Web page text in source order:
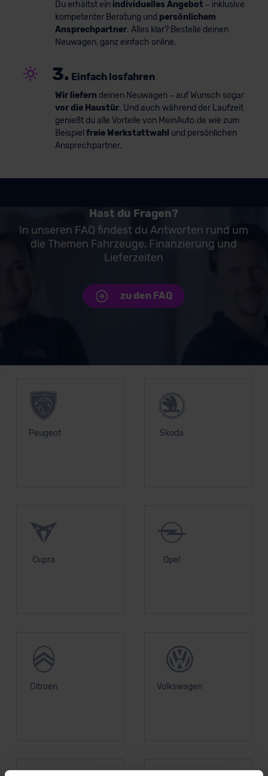
Du erhältst ein individuelles Angebot – inklusive
kompetenter Beratung und persönlichem
Ansprechpartner. Alles klar? Bestelle deinen
Neuwagen, ganz einfach online.
3. Einfach losfahren
Wir liefern deinen Neuwagen – auf Wunsch sogar
vor die Haustür. Und auch während der Laufzeit
genießt du alle Vorteile von MeinAuto.de wie zum
Beispiel freie Werkstattwahl und persönlichen
Ansprechpartner.
Hast du Fragen?
In unseren FAQ findest du Antworten rund um
die Themen Fahrzeuge, Finanzierung und
Lieferzeiten
zu den FAQ
Peugeot Skoda
Cupra Opel
Citroen Volkswagen